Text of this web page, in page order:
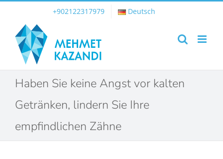
content
+902122317979 Deutsch
Haben Sie keine Angst vor kalten
Getränken, lindern Sie Ihre
empfindlichen Zähne